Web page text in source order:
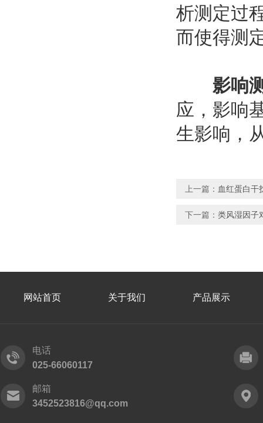
析测定过
而使得测
影响
应，影响
生影响，
上一篇： 血红蛋白干
下一篇： 类风湿因子
网站首页 关于我们 产品展示
电话
025-66060117
邮箱
3452523816@qq.com